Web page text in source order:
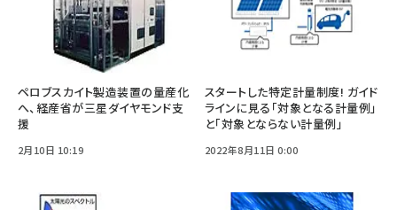
ペロブスカイト製造装置の量産化
へ、経産省が三星ダイヤモンド支
援
2月10日 10:19
スタートした特定計量制度! ガイド
ラインに見る「対象となる計量例」
と「対象とならない計量例」
2022年8月11日 0:00